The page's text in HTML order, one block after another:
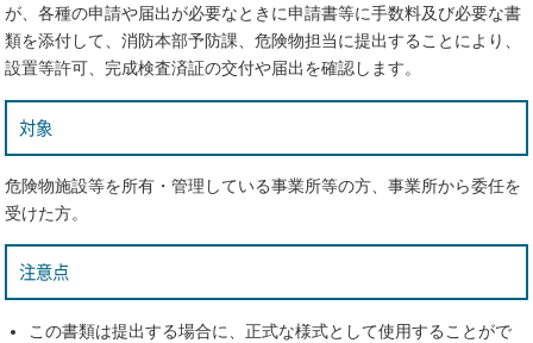
が、各種の申請や届出が必要なときに申請書等に手数料及び必要な書
類を添付して、消防本部予防課、危険物担当に提出することにより、
設置等許可、完成検査済証の交付や届出を確認します。
対象
危険物施設等を所有・管理している事業所等の方、事業所から委任を
受けた方。
注意点
この書類は提出する場合に、正式な様式として使用することがで